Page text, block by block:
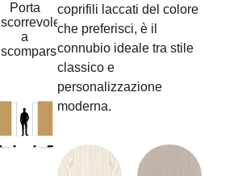
Porta
scorrevole
a
scomparsa
coprifili laccati del colore
che preferisci, è il
connubio ideale tra stile
classico e
personalizzazione
moderna.